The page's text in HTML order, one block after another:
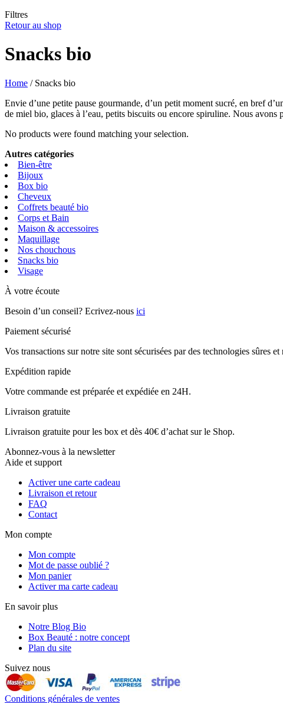
Filtres
Retour au shop
Snacks bio
Home / Snacks bio
Envie d’une petite pause gourmande, d’un petit moment sucré, en bref
de miel bio, glaces à l’eau, petits biscuits ou encore spiruline. Nous
No products were found matching your selection.
Autres catégories
Bien-être
Bijoux
Box bio
Cheveux
Coffrets beauté bio
Corps et Bain
Maison & accessoires
Maquillage
Nos chouchous
Snacks bio
Visage
À votre écoute
Besoin d’un conseil? Ecrivez-nous ici
Paiement sécurisé
Vos transactions sur notre site sont sécurisées par des technologies sûres et
Expédition rapide
Votre commande est préparée et expédiée en 24H.
Livraison gratuite
Livraison gratuite pour les box et dès 40€ d’achat sur le Shop.
Abonnez-vous à la newsletter
Aide et support
Activer une carte cadeau
Livraison et retour
FAQ
Contact
Mon compte
Mon compte
Mot de passe oublié ?
Mon panier
Activer ma carte cadeau
En savoir plus
Notre Blog Bio
Box Beauté : notre concept
Plan du site
Suivez nous
Conditions générales de ventes